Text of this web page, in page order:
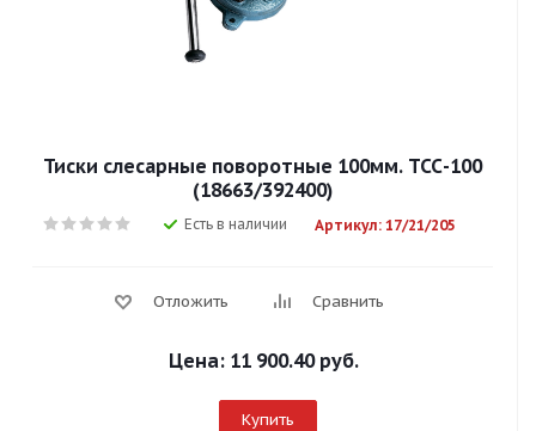
Тиски слесарные поворотные 100мм. ТСС-100
(18663/392400)
Есть в наличии Артикул: 17/21/205
Отложить Сравнить
Цена: 11 900.40 руб.
Купить